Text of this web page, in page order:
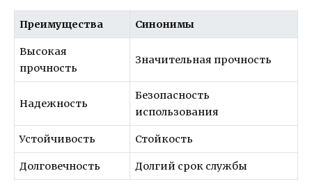
Преимущества Синонимы
Высокая
прочность
Значительная прочность
Надежность
Безопасность
использования
Устойчивость Стойкость
Долговечность Долгий срок службы